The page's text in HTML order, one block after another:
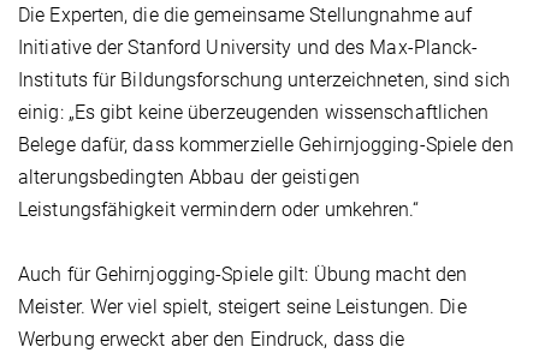
Die Experten, die die gemeinsame Stellungnahme auf
Initiative der Stanford University und des Max-Planck-
Instituts für Bildungsforschung unterzeichneten, sind sich
einig: „Es gibt keine überzeugenden wissenschaftlichen
Belege dafür, dass kommerzielle Gehirnjogging-Spiele den
alterungsbedingten Abbau der geistigen
Leistungsfähigkeit vermindern oder umkehren.“
Auch für Gehirnjogging-Spiele gilt: Übung macht den
Meister. Wer viel spielt, steigert seine Leistungen. Die
Werbung erweckt aber den Eindruck, dass die